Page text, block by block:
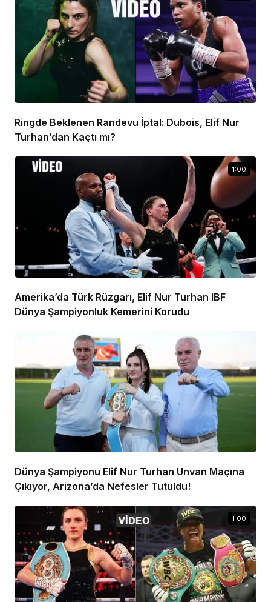
Ringde Beklenen Randevu İptal: Dubois, Elif Nur
Turhan’dan Kaçtı mı?
1:00
Amerika’da Türk Rüzgarı, Elif Nur Turhan IBF
Dünya Şampiyonluk Kemerini Korudu
Dünya Şampiyonu Elif Nur Turhan Unvan Maçına
Çıkıyor, Arizona’da Nefesler Tutuldu!
1:00